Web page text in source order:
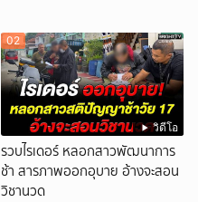
วิดีโอ
02
รวบไรเดอร์ หลอกสาวพัฒนาการ
ช้า สารภาพออกอุบาย อ้างจะสอน
วิชานวด